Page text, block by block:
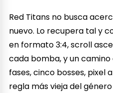
Red Titans no busca
nuevo. Lo recupera tal y
en formato 3:4, scroll
cada bomba, y un camino
fases, cinco bosses, pixel
regla más vieja del